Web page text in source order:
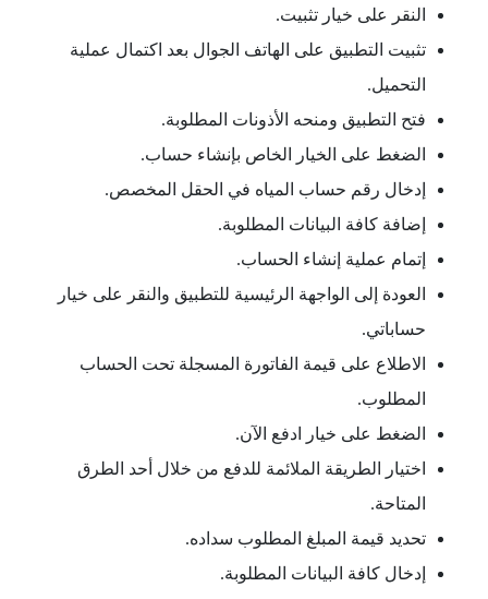
النقر على خيار تثبيت.
تثبيت التطبيق على الهاتف الجوال بعد اكتمال عملية
التحميل.
فتح التطبيق ومنحه الأذونات المطلوبة.
الضغط على الخيار الخاص بإنشاء حساب.
إدخال رقم حساب المياه في الحقل المخصص.
إضافة كافة البيانات المطلوبة.
إتمام عملية إنشاء الحساب.
العودة إلى الواجهة الرئيسية للتطبيق والنقر على خيار
حساباتي.
الاطلاع على قيمة الفاتورة المسجلة تحت الحساب
المطلوب.
الضغط على خيار ادفع الآن.
اختيار الطريقة الملائمة للدفع من خلال أحد الطرق
المتاحة.
تحديد قيمة المبلغ المطلوب سداده.
إدخال كافة البيانات المطلوبة.